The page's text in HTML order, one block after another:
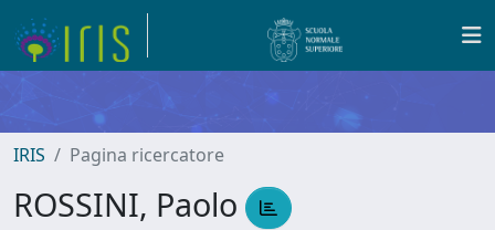
IRIS Pagina ricercatore
ROSSINI, Paolo